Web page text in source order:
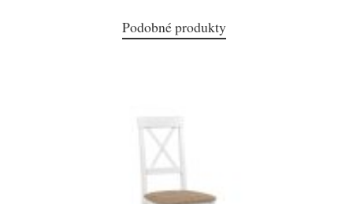
Podobné produkty